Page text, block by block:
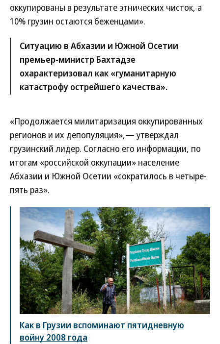
оккупированы в результате этнических чисток, а
10% грузин остаются беженцами».
Ситуацию в Абхазии и Южной Осетии
премьер-министр Бахтадзе
охарактеризовал как «гуманитарную
катастрофу острейшего качества».
«Продолжается милитаризация оккупированных
регионов и их депопуляция»,— утверждал
грузинский лидер. Согласно его информации, по
итогам «российской оккупации» население
Абхазии и Южной Осетии «сократилось в четыре-
пять раз».
Как в Грузии вспоминают пятидневную
войну 2008 года